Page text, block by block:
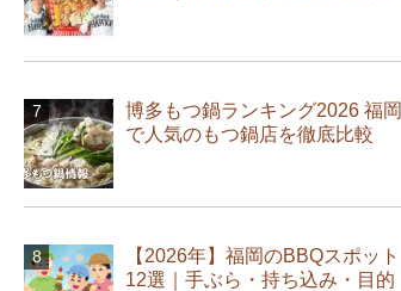
博多もつ鍋ランキング2026 福岡
で人気のもつ鍋店を徹底比較
【2026年】福岡のBBQスポット
12選｜手ぶら・持ち込み・目的